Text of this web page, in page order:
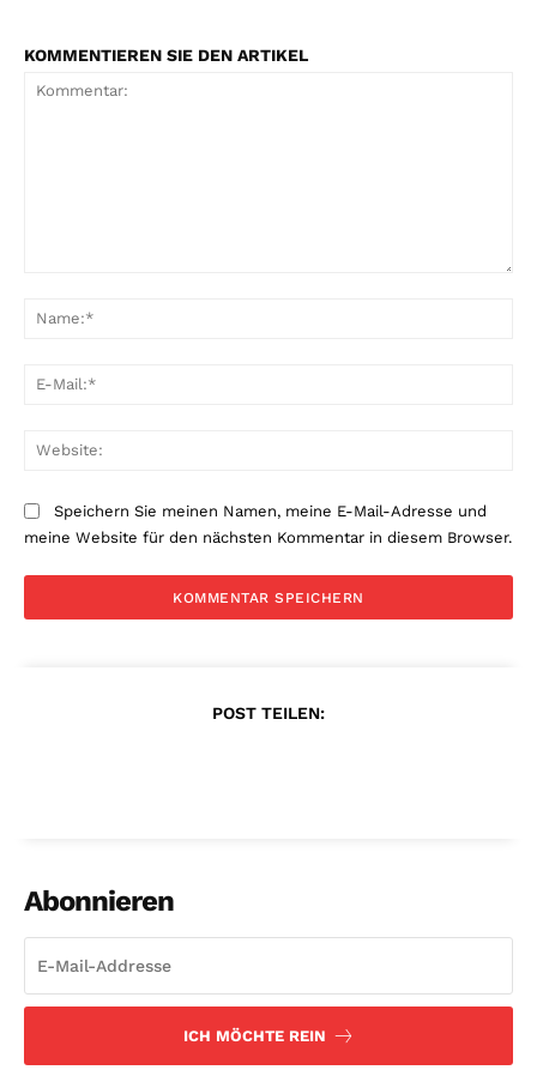
KOMMENTIEREN SIE DEN ARTIKEL
Speichern Sie meinen Namen, meine E-Mail-Adresse und
meine Website für den nächsten Kommentar in diesem Browser.
POST TEILEN:
Abonnieren
ICH MÖCHTE REIN